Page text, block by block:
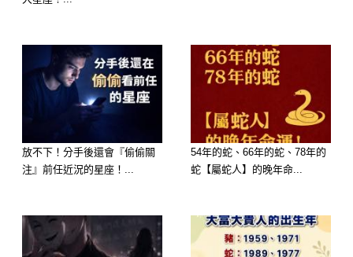
第二名：屬蛇
這陣子你感覺很「卡」嗎？別怕！明天
媽祖生日會幫你清除霉運，直接打開財
好機會降臨！
放不下！分手後還會『偷偷關
注』前任近況的星座！...
54年的蛇、66年的蛇、78年的
蛇【屬蛇人】的晚年命...